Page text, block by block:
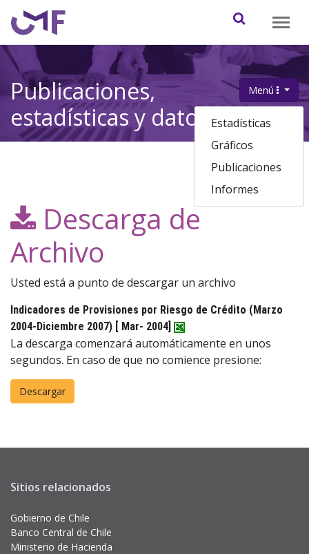
principal
Abrir /
Publicaciones,
estadísticas y datos
Menú .
Estadísticas
Gráficos
Publicaciones
Informes
Descarga de
Archivo
Usted está a punto de descargar un archivo
Indicadores de Provisiones por Riesgo de Crédito (Marzo
2004-Diciembre 2007) [ Mar- 2004]
La descarga comenzará automáticamente en unos
segundos. En caso de que no comience presione:
Sitios relacionados
Gobierno de Chile
Banco Central de Chile
Ministerio de Hacienda